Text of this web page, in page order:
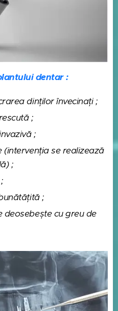
dentar :
dinților învecinați ;
;
;
(intervenția se realizează
;
;
deosebește cu greu de